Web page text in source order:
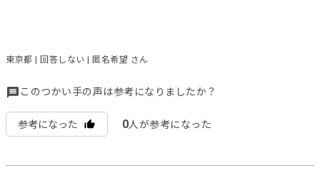
東京都 | 回答しない | 匿名希望 さん
このつかい手の声は参考になりましたか？
参考になった 0人が参考になった